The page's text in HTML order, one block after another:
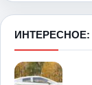
ИНТЕРЕСНОЕ: